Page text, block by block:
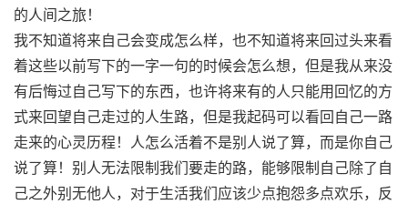
的人间之旅！
我不知道将来自己会变成怎么样，也不知道将来回过头来看
着这些以前写下的一字一句的时候会怎么想，但是我从来没
有后悔过自己写下的东西，也许将来有的人只能用回忆的方
式来回望自己走过的人生路，但是我起码可以看回自己一路
走来的心灵历程！人怎么活着不是别人说了算，而是你自己
说了算！别人无法限制我们要走的路，能够限制自己除了自
己之外别无他人，对于生活我们应该少点抱怨多点欢乐，反